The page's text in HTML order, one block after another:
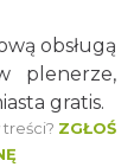
obsługą
plenerze,
gratis.
treści? ZGŁOŚ